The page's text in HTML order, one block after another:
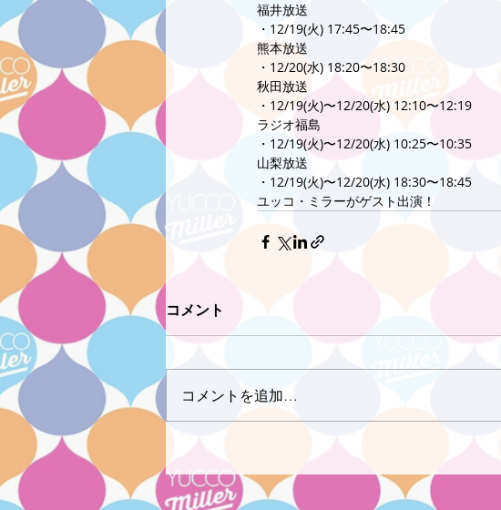
福井放送
・12/19(火) 17:45〜18:45
熊本放送
・12/20(水) 18:20〜18:30
秋田放送
・12/19(火)〜12/20(水) 12:10〜12:19
ラジオ福島
・12/19(火)〜12/20(水) 10:25〜10:35
山梨放送
・12/19(火)〜12/20(水) 18:30〜18:45
ユッコ・ミラーがゲスト出演！
コメント
コメントを追加…